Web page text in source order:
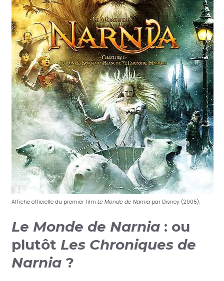
Affiche officielle du premier filmLe Monde de Narnia par Disney (2005).
Le Monde de Narnia : ou
plutôt Les Chroniques de
Narnia ?